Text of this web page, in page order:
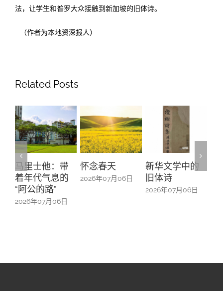
法，让学生和普罗大众接触到新加坡的旧体诗。
（作者为本地资深报人）
Related Posts
里士他：带
年代气息的
公的路”
年07月06日
怀念春天
2026年07月06日
新华文学中的
旧体诗
2026年07月06日
螺钿留
中的百